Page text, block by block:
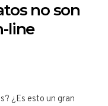
no son
line
¿Es esto un gran